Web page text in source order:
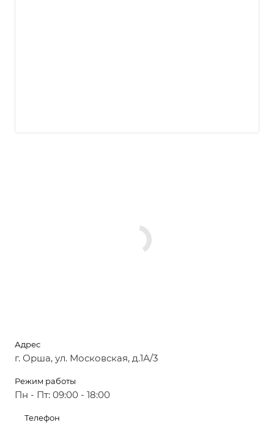
Адрес
г. Орша, ул. Московская, д.1А/3
Режим работы
Пн - Пт: 09:00 - 18:00
Телефон